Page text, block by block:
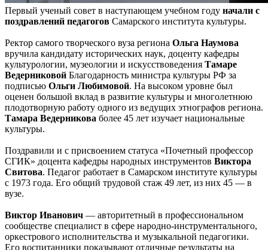
Первый ученый совет в наступающем учебном году начали с
поздравлений педагогов Самарского института культуры.
Ректор самого творческого вуза региона Ольга Наумова
вручила кандидату исторических наук, доценту кафедры
культурологии, музеологии и искусствоведения Тамаре
Ведерниковой Благодарность министра культуры РФ за
подписью Ольги Любимовой. На высоком уровне был
оценен большой вклад в развитие культуры и многолетнюю
плодотворную работу одного из ведущих этнографов региона.
Тамара Ведерникова более 45 лет изучает национальные
культуры.
Поздравили и с присвоением статуса «Почетный профессор
СГИК» доцента кафедры народных инструментов Виктора
Свитова. Педагог работает в Самарском институте культуры
с 1973 года. Его общий трудовой стаж 49 лет, из них 45 — в
вузе.
Виктор Иванович — авторитетный в профессиональном
сообществе специалист в сфере народно-инструментального,
оркестрового исполнительства и музыкальной педагогики.
Его воспитанники показывают отличные результаты на